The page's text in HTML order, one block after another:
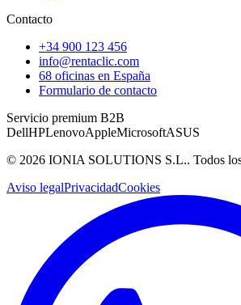
Contacto
+34 900 123 456
info@rentaclic.com
68 oficinas en España
Formulario de contacto
Servicio premium B2B
DellHPLenovoAppleMicrosoftASUS
© 2026 IONIA SOLUTIONS S.L.. Todos
Aviso legalPrivacidadCookies